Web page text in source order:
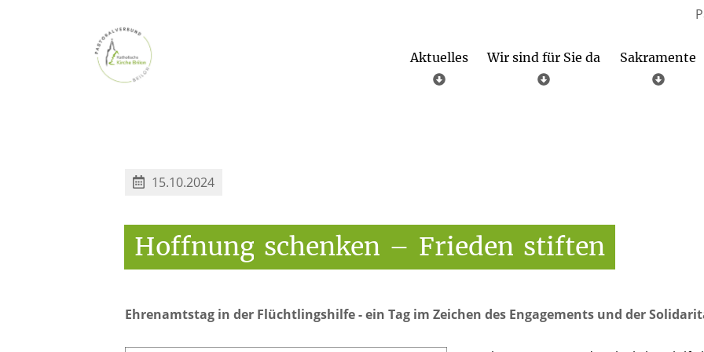
Aktuelles Wir sind für Sie da Sakramente
15.10.2024
Hoffnung schenken – Frieden stiften
Ehrenamtstag in der Flüchtlingshilfe - ein Tag im Zeichen des Engagements und der